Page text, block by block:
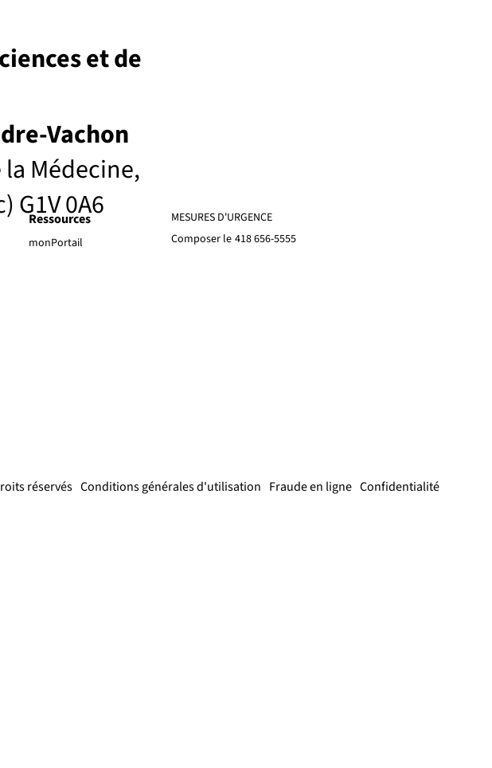
Vachon
Médecine,
G1V 0A6
et de
MESURES D'URGENCE
Composer le 418 656-5555
Ressources
monPortail
réservés Conditions générales d'utilisation Fraude en ligne Confidentialité